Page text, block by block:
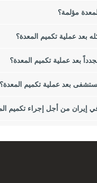
لفقدان الوزن. في هذه
زيادة الوزن والسمنة ، نقترح
والسمنة؟
مؤلمة؟
بعد عملية تكميم المعدة؟
بعد عملية تكميم المعدة؟
بعد عملية تكميم المعدة؟
إيران من أجل إجراء تكميم